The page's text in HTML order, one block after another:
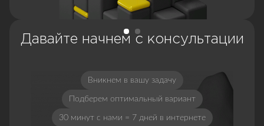
Давайте начнем с консультации
Вникнем в вашу задачу
Подберем оптимальный вариант
30 минут с нами = 7 дней в интернете